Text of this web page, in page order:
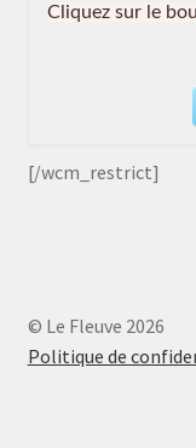
Cliquez sur le
[/wcm_restrict]
© Le Fleuve 2026
Politique de